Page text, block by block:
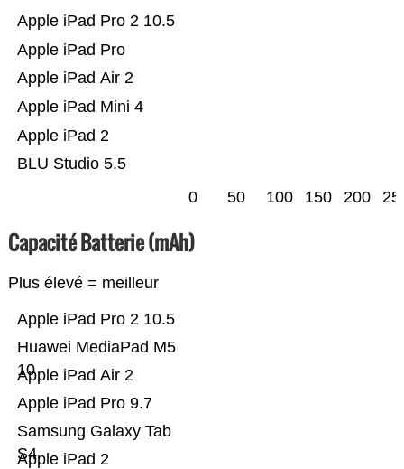
BLU Studio 5.5
Apple iPad 2
Apple iPad Mini 4
Apple iPad Air 2
Apple iPad Pro
Apple iPad Pro 2 10.5
0 50 100 150 200
Capacité Batterie (mAh)
Plus élevé = meilleur
Apple iPad 2
Samsung Galaxy Tab
S4
Apple iPad Pro 9.7
Apple iPad Air 2
Huawei MediaPad M5
10
Apple iPad Pro 2 10.5